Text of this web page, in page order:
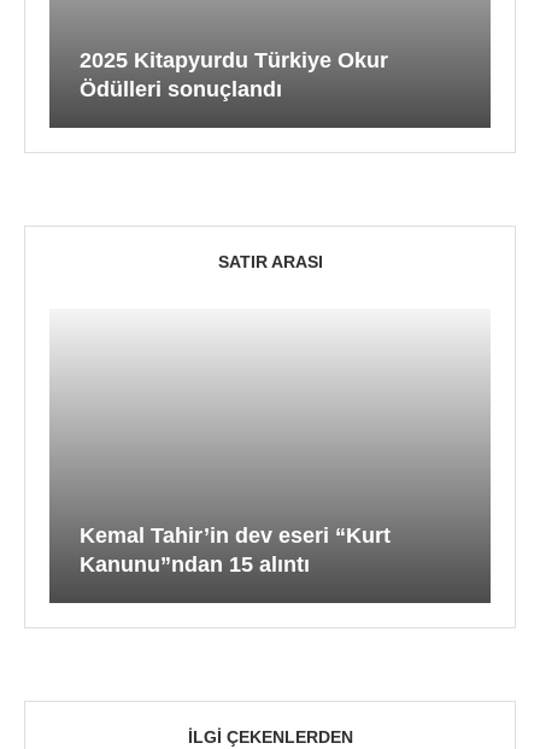
2025 Kitapyurdu Türkiye Okur
Ödülleri sonuçlandı
SATIR ARASI
Kemal Tahir’in dev eseri “Kurt
Kanunu”ndan 15 alıntı
İLGI ÇEKENLERDEN